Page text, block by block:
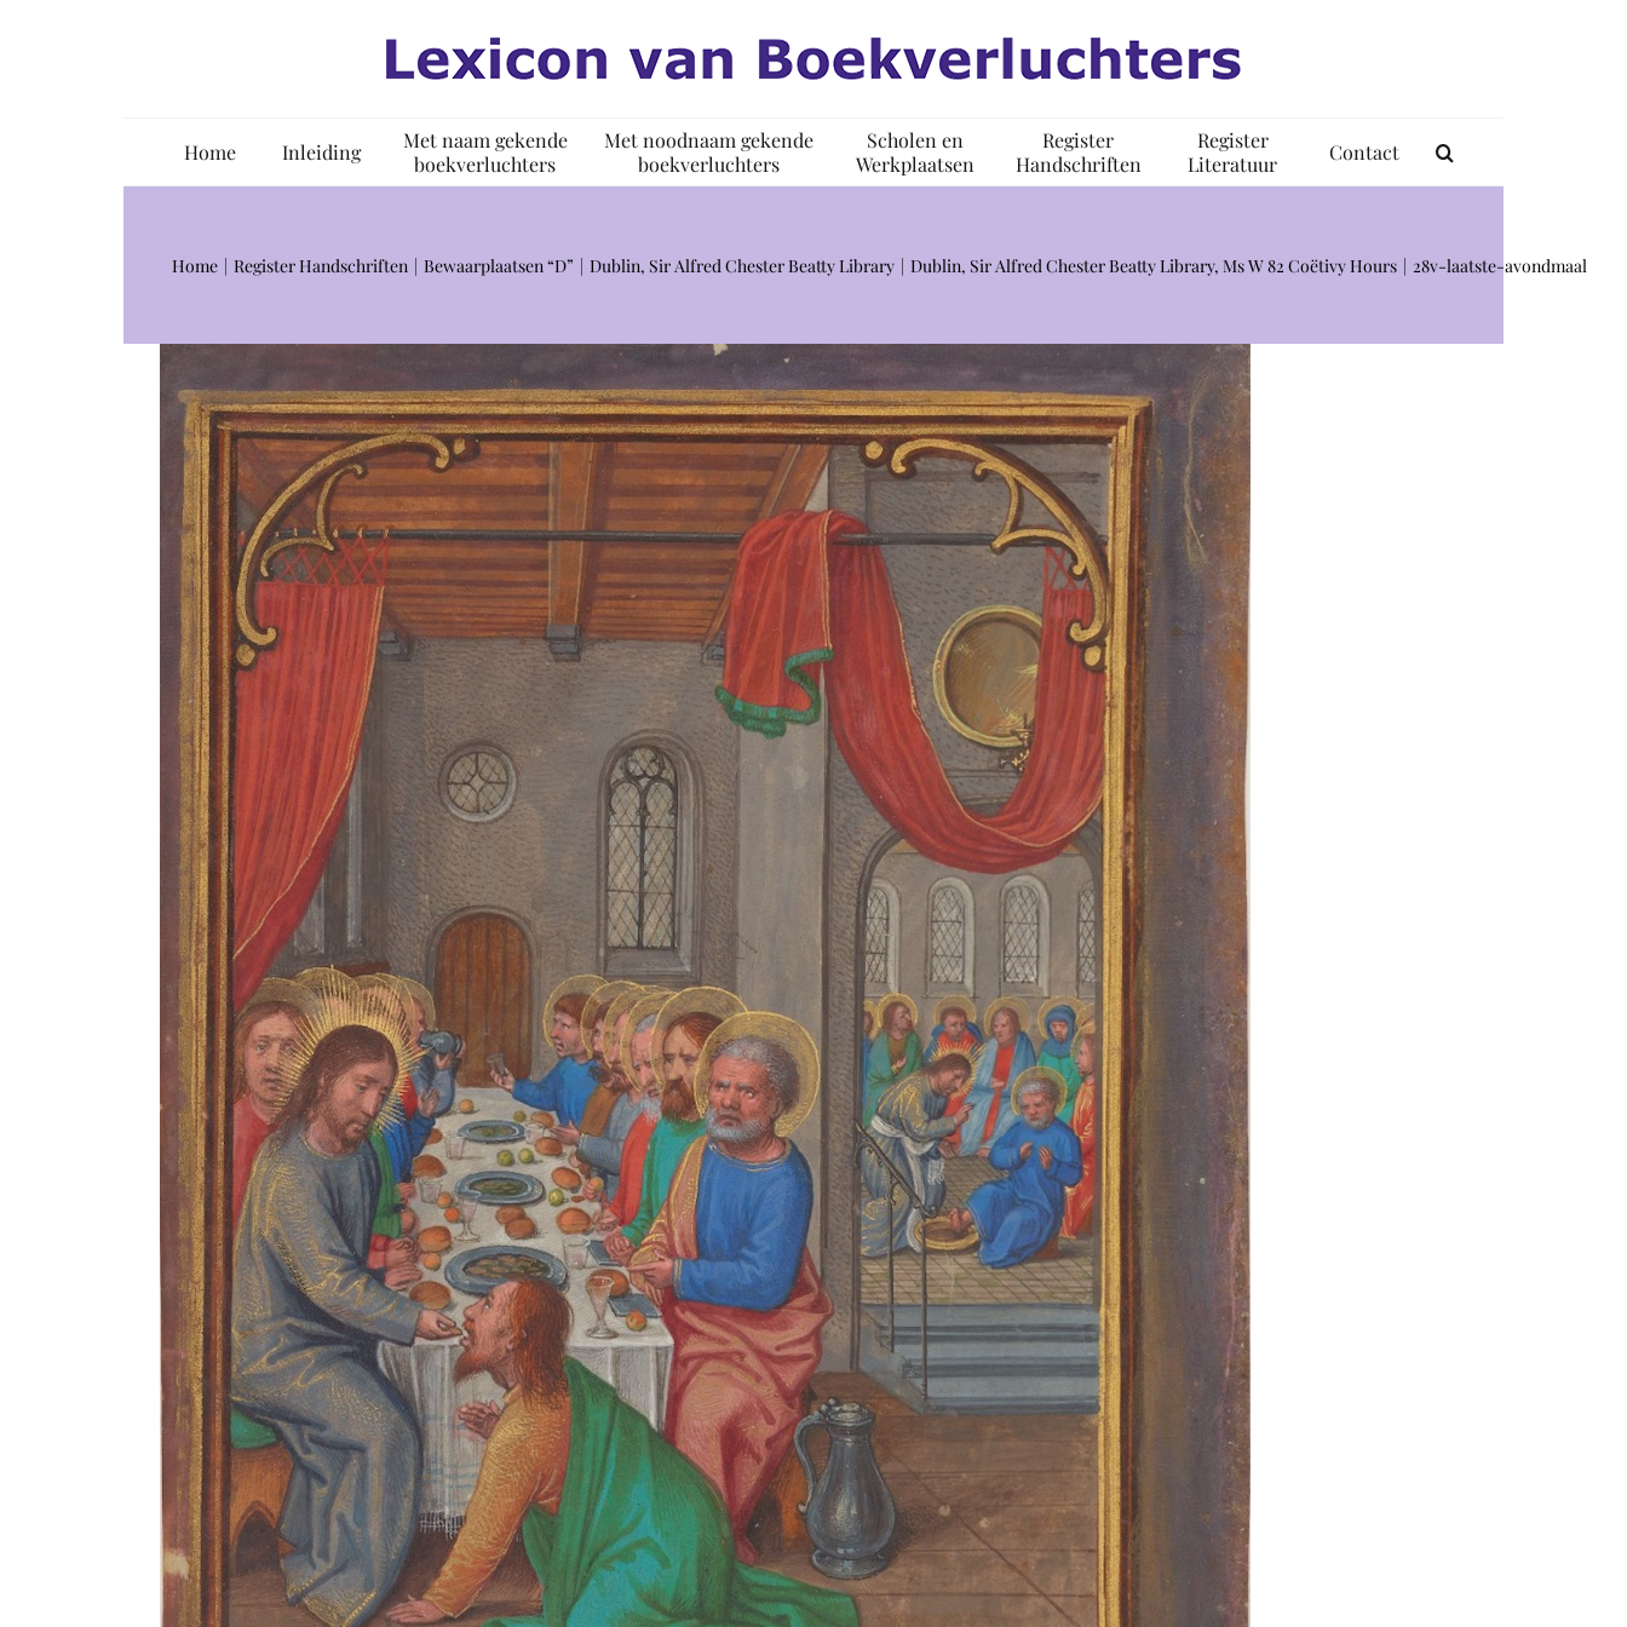
Home Inleiding
Met naam gekende
boekverluchters
Met noodnaam gekende
boekverluchters
Scholen en
Werkplaatsen
Register
Handschriften
Register
Literatuur
Contact
Home Register Handschriften Bewaarplaatsen “D” Dublin, Sir Alfred Chester Beatty Library Dublin, Sir Alfred Chester Beatty Library, Ms W 82 Coëtivy Hours 28v-laatste-avondmaal